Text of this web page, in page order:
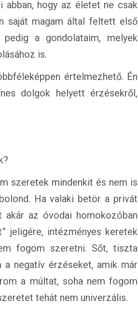
hogy az életet ne csak
saját magam által feltett első
a gondolataim, melyek
is.
értelmezhető. Én
dolgok helyett érzésekről,
szeretek mindenkit és nem is
Ha valaki betör a privát
az óvodai homokozóban
jeligére, intézményes keretek
fogom szeretni. Sőt, tiszta
negatív érzéseket, amik már
a múltat, soha nem fogom
tehát nem univerzális.